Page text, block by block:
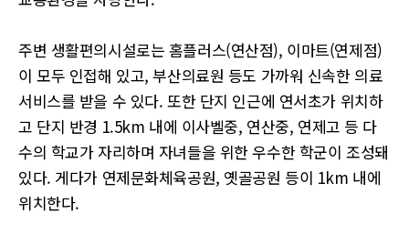
주변 생활편의시설로는 홈플러스(연산점), 이마트(연제점)
이 모두 인접해 있고, 부산의료원 등도 가까워 신속한 의료
서비스를 받을 수 있다. 또한 단지 인근에 연서초가 위치하
고 단지 반경 1.5km 내에 이사벨중, 연산중, 연제고 등 다
수의 학교가 자리하며 자녀들을 위한 우수한 학군이 조성돼
있다. 게다가 연제문화체육공원, 옛골공원 등이 1km 내에
위치한다.